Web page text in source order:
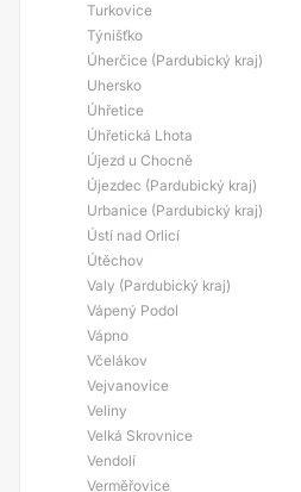
Turkovice
Týnišťko
Úherčice (Pardubický kraj)
Uhersko
Úhřetice
Úhřetická Lhota
Újezd u Chocně
Újezdec (Pardubický kraj)
Urbanice (Pardubický kraj)
Ústí nad Orlicí
Útěchov
Valy (Pardubický kraj)
Vápený Podol
Vápno
Včelákov
Vejvanovice
Veliny
Velká Skrovnice
Vendolí
Verměřovice